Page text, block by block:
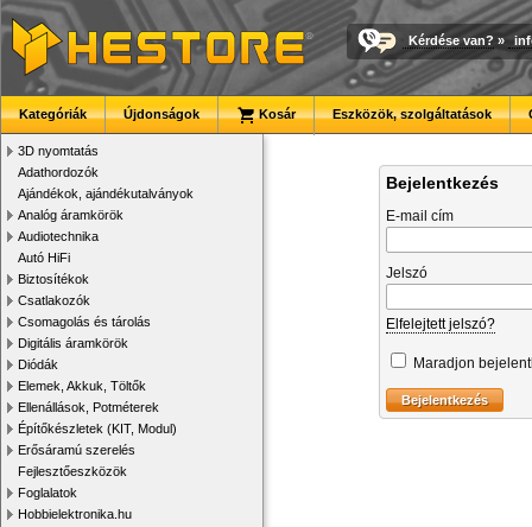
Kérdése van? »
Kategóriák Újdonságok Kosár Eszközök, szolgáltatások
3D nyomtatás
Adathordozók
Ajándékok, ajándékutalványok
Analóg áramkörök
Audiotechnika
Autó HiFi
Biztosítékok
Csatlakozók
Csomagolás és tárolás
Digitális áramkörök
Diódák
Elemek, Akkuk, Töltők
Ellenállások, Potméterek
Építőkészletek (KIT, Modul)
Erősáramú szerelés
Fejlesztőeszközök
Foglalatok
Hobbielektronika.hu
Bejelentkezés
E-mail cím
Jelszó
Elfelejtett jelszó?
Maradjon